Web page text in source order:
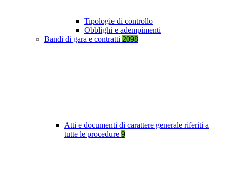
Tipologie di controllo
Obblighi e adempimenti
Bandi di gara e contratti 2098
Atti e documenti di carattere generale riferiti a
tutte le procedure 9